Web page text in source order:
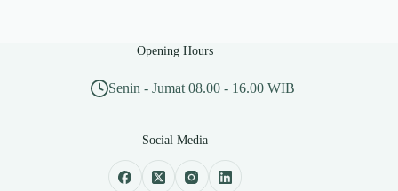
Opening Hours
Senin - Jumat 08.00 - 16.00 WIB
Social Media